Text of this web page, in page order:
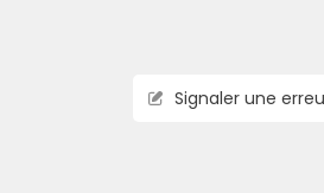
Signaler une